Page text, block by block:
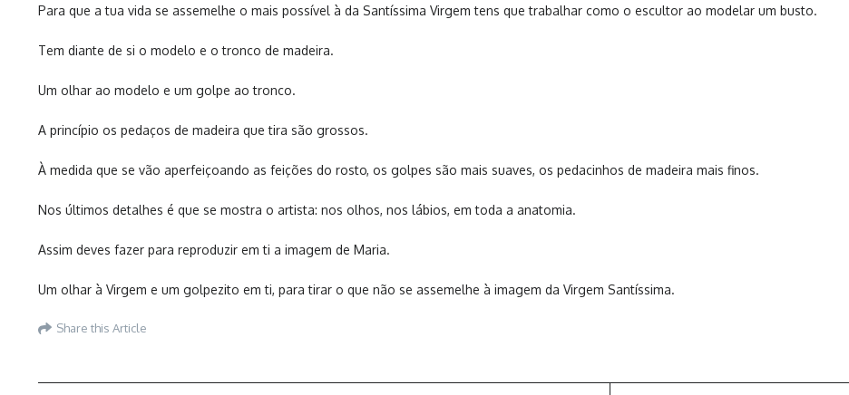
Para que a tua vida se assemelhe o mais possível à da Santíssima Virgem tens que trabalhar como o escultor ao modelar um busto.
Tem diante de si o modelo e o tronco de madeira.
Um olhar ao modelo e um golpe ao tronco.
A princípio os pedaços de madeira que tira são grossos.
À medida que se vão aperfeiçoando as feições do rosto, os golpes são mais suaves, os pedacinhos de madeira mais finos.
Nos últimos detalhes é que se mostra o artista: nos olhos, nos lábios, em toda a anatomia.
Assim deves fazer para reproduzir em ti a imagem de Maria.
Um olhar à Virgem e um golpezito em ti, para tirar o que não se assemelhe à imagem da Virgem Santíssima.
Share this Article